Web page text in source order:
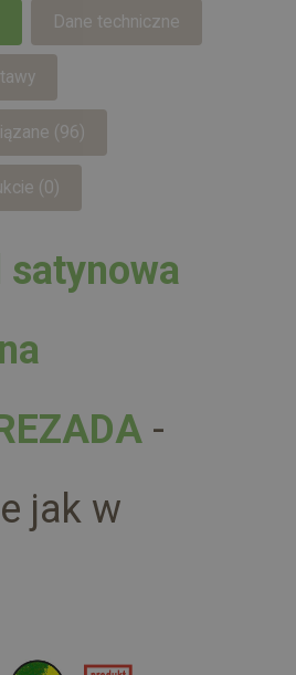
Dane techniczne
(96)
(0)
satynowa
-
jak w